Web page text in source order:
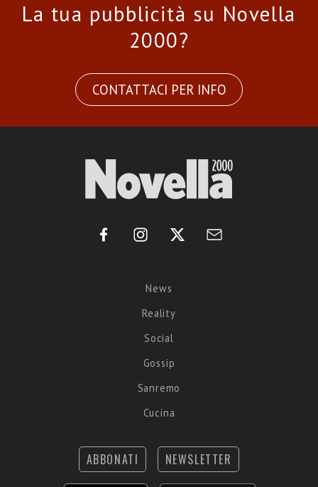
La tua pubblicità su Novella
2000?
CONTATTACI PER INFO
News
Reality
Social
Gossip
Sanremo
Cucina
ABBONATI NEWSLETTER